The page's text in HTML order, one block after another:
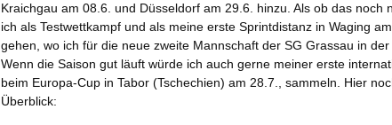
Kraichgau am 08.6. und Düsseldorf am 29.6. hinzu. Als ob das noch
ich als Testwettkampf und als meine erste Sprintdistanz in Waging
gehen, wo ich für die neue zweite Mannschaft der SG Grassau in
Wenn die Saison gut läuft würde ich auch gerne meiner erste
beim Europa-Cup in Tabor (Tschechien) am 28.7., sammeln. Hier
Überblick: